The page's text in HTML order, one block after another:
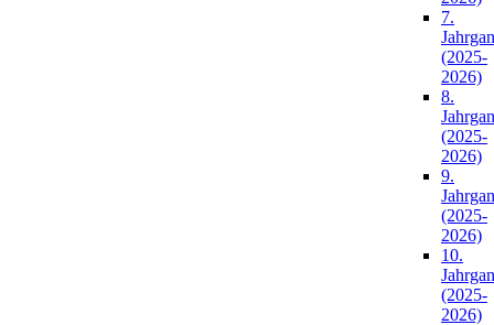
7.
(2025-
2026)
8.
(2025-
2026)
9.
(2025-
2026)
10.
(2025-
2026)